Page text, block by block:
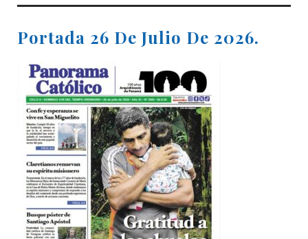
Portada 26 De Julio De 2026.